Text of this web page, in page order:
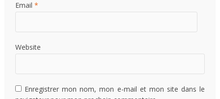
Email *
Website
Enregistrer mon nom, mon e-mail et mon site dans le